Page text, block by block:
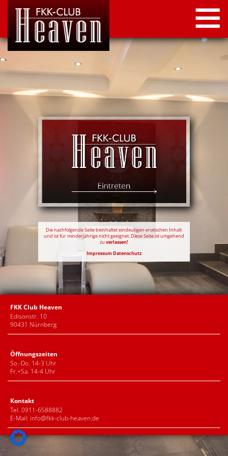
STARTSEITE
LOCATION
NEWS
KONTAKT
IMPRESSUM
DATENSCHUTZ
Die nachfolgende Seite beinhaltet eindeutigen erotischen Inhalt
und ist für minderjährige nicht geeignet. Diese Seite ist umgehend
zu verlassen!
Impressum Datenschutz
FKK Club Heaven
Edisonstr. 10
90431 Nürnberg
Öffnungszeiten
So.-Do. 14-3 Uhr
Fr.+Sa. 14-4 Uhr
Kontakt
Tel. 0911-6588882
E-Mail: info@fkk-club-heaven.de